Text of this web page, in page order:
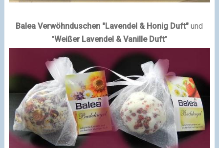
Balea Verwöhnduschen "Lavendel & Honig Duft" und
"Weißer Lavendel & Vanille Duft"